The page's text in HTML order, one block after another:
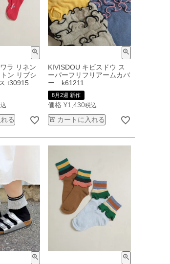
ラ リネン
ン リブシ
t30915
る
KIVISDOU キビスドウ ス
ーパーフリフリアームカバ
ー k61211
8月2週 新作
価格 ¥1,430税込
カートに入れる